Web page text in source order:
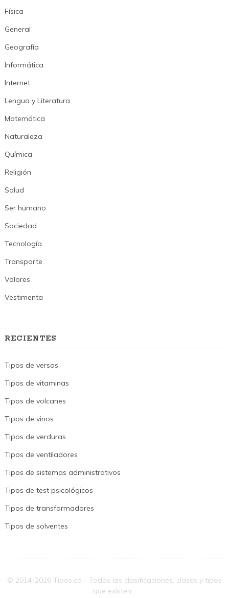
Física
General
Geografía
Informática
Internet
Lengua y Literatura
Matemática
Naturaleza
Química
Religión
Salud
Ser humano
Sociedad
Tecnología
Transporte
Valores
Vestimenta
RECIENTES
Tipos de versos
Tipos de vitaminas
Tipos de volcanes
Tipos de vinos
Tipos de verduras
Tipos de ventiladores
Tipos de sistemas administrativos
Tipos de test psicológicos
Tipos de transformadores
Tipos de solventes
© 2014-2026 Tipos.co - Todas las clasificaciones, clases y tipos
que existen...